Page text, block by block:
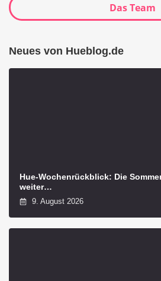
Das Team
Neues von Hueblog.de
Hue-Wochenrückblick: Die
weiter…
9. August 2026